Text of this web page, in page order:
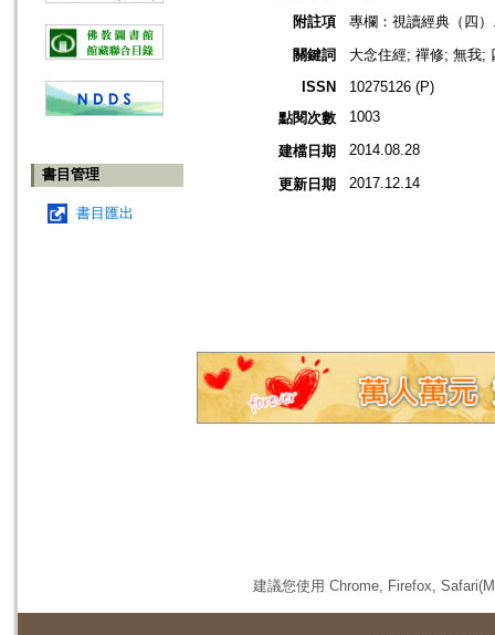
書目管理
書目匯出
附註項
專欄：視讀經典（四
關鍵詞
大念住經; 禪修; 無我;
ISSN
10275126 (P)
點閱次數
1003
建檔日期 2014.08.28
更新日期 2017.12.14
建議您使用 Chrome, Firefox,